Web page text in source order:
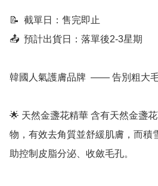
📝  截單日：售完即止
📤  預計出貨日：落單後2-3星期
韓國人氣護膚品牌  —— 告別粗大
🌟 天然金盞花精華 含有天然金盞
物，有效去角質並舒緩肌膚，而積
助控制皮脂分泌、收斂毛孔。